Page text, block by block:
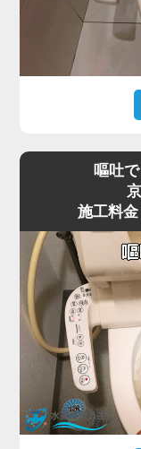
機材でないと解
特に節水型トイ
トでも奥で丸ま
ーカップではほ
す。
今回の現場では
ある深い位置に
の奥へ流れて通水
複数回の流しテ
へ復旧しました。
お掃除シートは「
水に溶けず、トラ
さずにゴミ箱へ捨
詰まりや水位の異
相談いただくこと
引かなくなりト
現場で状況を確
水路を完全に塞い
最近は「流せる」
実際には水に触れ
るため、排水経路
同様のトラブルが
特に節水型トイレ
固まると、ラバ
ケースが多いのが
今回の現場では、
め、便器を一度取
嘔吐
施工料